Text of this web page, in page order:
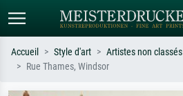
Accueil Style d'art Artistes non classés
Rue Thames, Windsor